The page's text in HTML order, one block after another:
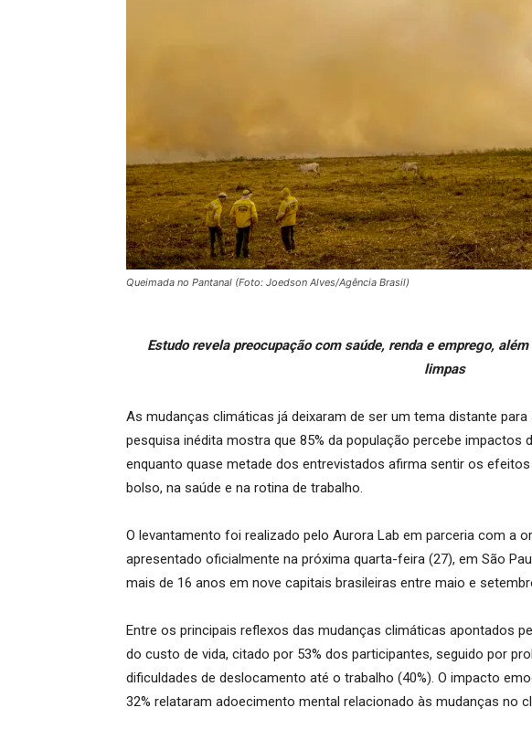
Queimada no Pantanal (Foto: Joedson Alves/Agência Brasil)
Estudo revela preocupação com saúde, renda e emprego,
limpas
As mudanças climáticas já deixaram de ser um tema distante
pesquisa inédita mostra que 85% da população percebe impactos
enquanto quase metade dos entrevistados afirma sentir os
bolso, na saúde e na rotina de trabalho.
O levantamento foi realizado pelo Aurora Lab em parceria com a
apresentado oficialmente na próxima quarta-feira (27), em São
mais de 16 anos em nove capitais brasileiras entre maio e
Entre os principais reflexos das mudanças climáticas apontados
do custo de vida, citado por 53% dos participantes, seguido por
dificuldades de deslocamento até o trabalho (40%). O impacto
32% relataram adoecimento mental relacionado às mudanças no